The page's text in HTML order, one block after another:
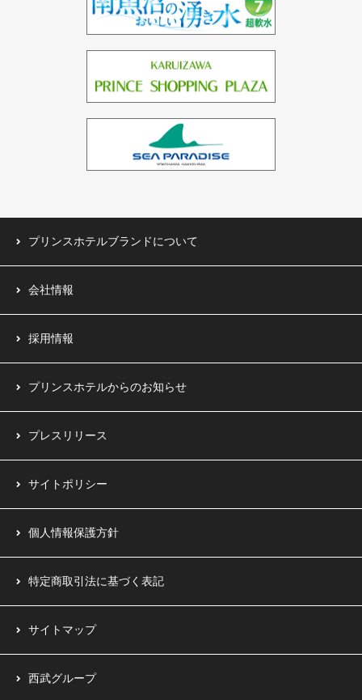
ドバイ（3ホテル）
バーレーン（1ホテル）
プリンスホテルブランドについて
会社情報
採用情報
プリンスホテルからのお知らせ
プレスリリース
サイトポリシー
個人情報保護方針
特定商取引法に基づく表記
サイトマップ
西武グループ